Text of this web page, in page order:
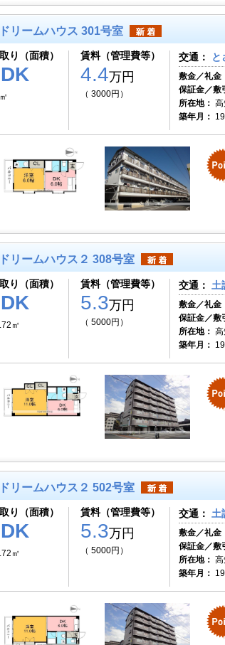
リームハウス 301号室
り（面積） 賃料（管理費等）
4.4万円
（ 3000円）
交通： と
敷金／礼金
保証金／敷
所在地：
築年月：
リームハウス２ 308号室
り（面積）
㎡
賃料（管理費等）
5.3万円
（ 5000円）
交通： 土
敷金／礼金
保証金／敷
所在地：
築年月：
リームハウス２ 502号室
り（面積）
㎡
賃料（管理費等）
5.3万円
（ 5000円）
交通： 土
敷金／礼金
保証金／敷
所在地：
築年月：